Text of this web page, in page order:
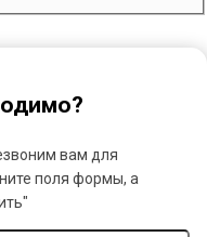
вам для
поля формы, а